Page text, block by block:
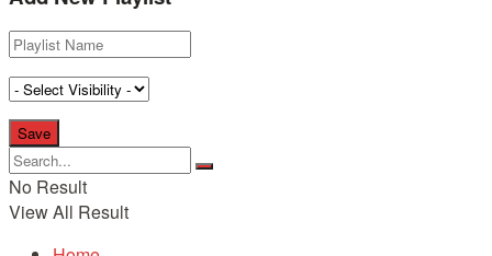
No Result
View All Result